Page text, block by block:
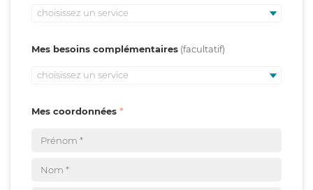
choisissez un service
Mes besoins complémentaires
choisissez un service
Mes coordonnées